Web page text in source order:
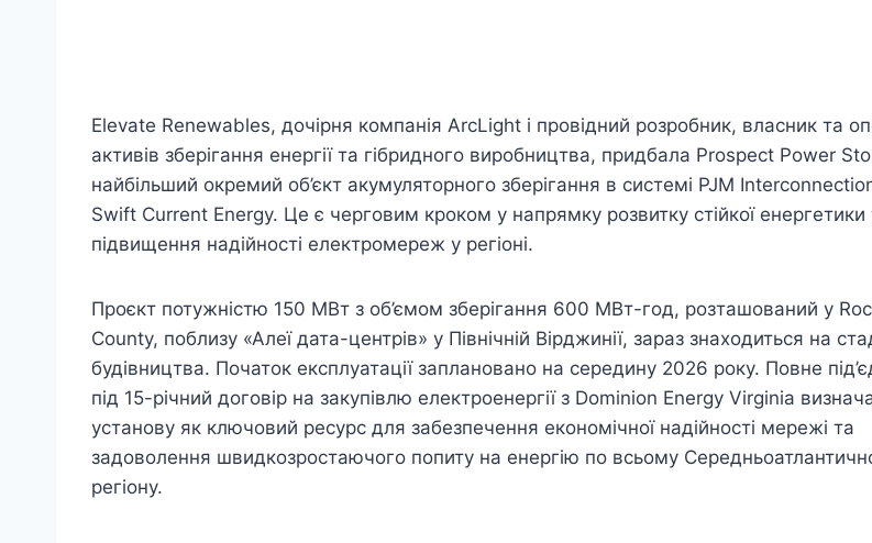
Elevate Renewables, дочірня компанія ArcLight і провідний розробник, власник та
активів зберігання енергії та гібридного виробництва, придбала Prospect Power
найбільший окремий об’єкт акумуляторного зберігання в системі PJM
Swift Current Energy. Це є черговим кроком у напрямку розвитку стійкої енергетики
підвищення надійності електромереж у регіоні.
Проєкт потужністю 150 МВт з об’ємом зберігання 600 МВт-год, розташований у
County, поблизу «Алеї дата-центрів» у Північній Вірджинії, зараз знаходиться на
будівництва. Початок експлуатації заплановано на середину 2026 року. Повне
під 15-річний договір на закупівлю електроенергії з Dominion Energy Virginia
установу як ключовий ресурс для забезпечення економічної надійності мережі та
задоволення швидкозростаючого попиту на енергію по всьому
регіону.